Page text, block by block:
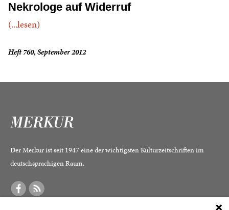
Nekrologe auf Widerruf
(...lesen)
Heft 760, September 2012
Der Merkur ist seit 1947 eine der wichtigsten Kulturzeitschriften im
deutschsprachigen Raum.